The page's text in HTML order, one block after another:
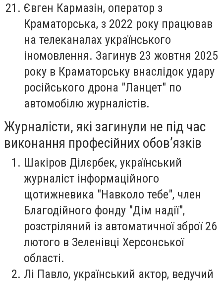
Євген Кармазін, оператор з
Краматорська, з 2022 року працював
на телеканалах українського
іномовлення. Загинув 23 жовтня 2025
року в Краматорську внаслідок удару
російського дрона "Ланцет" по
автомобілю журналістів.
Журналісти, які загинули не під час
виконання професійних обов’язків
Шакіров Ділєрбек, український
журналіст інформаційного
щотижневика "Навколо тебе", член
Благодійного фонду "Дім надії",
розстріляний із автоматичної зброї 26
лютого в Зеленівці Херсонської
області.
Лі Павло, український актор, ведучий